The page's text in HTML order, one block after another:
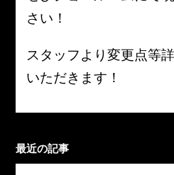
さい！
スタッフより変更点等
いただきます！
最近の記事